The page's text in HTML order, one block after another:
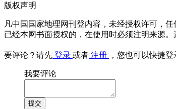
版权声明
凡中国国家地理网刊登内容，未经授权许可，
已经本网书面授权的，在使用时必须注明来源
要评论？请先 登录 或者 注册 ，您也可以快捷登
我要评论